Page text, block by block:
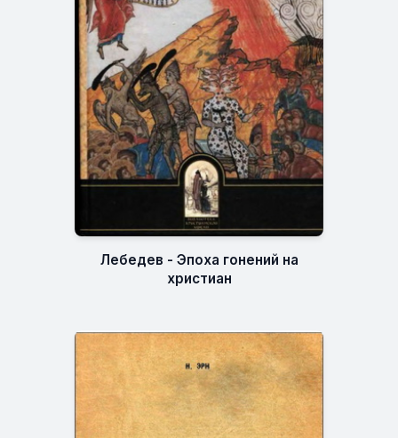
Лебедев - Эпоха гонений на
христиан